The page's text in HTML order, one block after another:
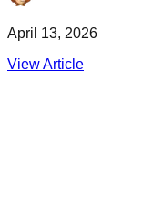
April 13, 2026
View Article